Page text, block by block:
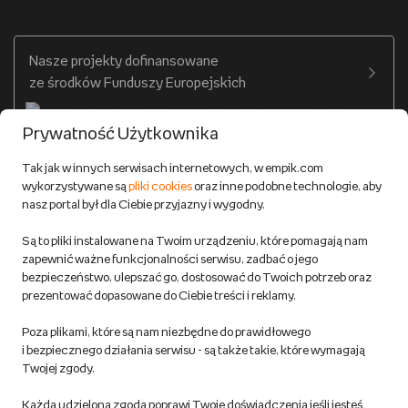
Zwroty
Reklamacje
Regulamin empik.com
Pozostałe Regulaminy Empiku
Polityka prywatności empik.com
Do 100 zł na pierwsze zakupy w aplikacji. Pobierz i
korzystaj z kodów zniżkowych.Dowiedz się więcej
Nasze projekty dofinansowane
ze środków Funduszy Europejskich
Prywatność Użytkownika
Tak jak w innych serwisach internetowych, w empik.com
wykorzystywane sąpliki cookiesoraz inne podobne technologie, aby
nasz portal był dla Ciebie przyjazny i wygodny.
Są to pliki instalowane na Twoim urządzeniu, które pomagają nam
zapewnić ważne funkcjonalności serwisu, zadbać o jego
bezpieczeństwo, ulepszać go, dostosować do Twoich potrzeb oraz
prezentować dopasowane do Ciebie treści i reklamy.
Poza plikami, które są nam niezbędne do prawidłowego
i bezpiecznego działania serwisu - są także takie, które wymagają
Twojej zgody.